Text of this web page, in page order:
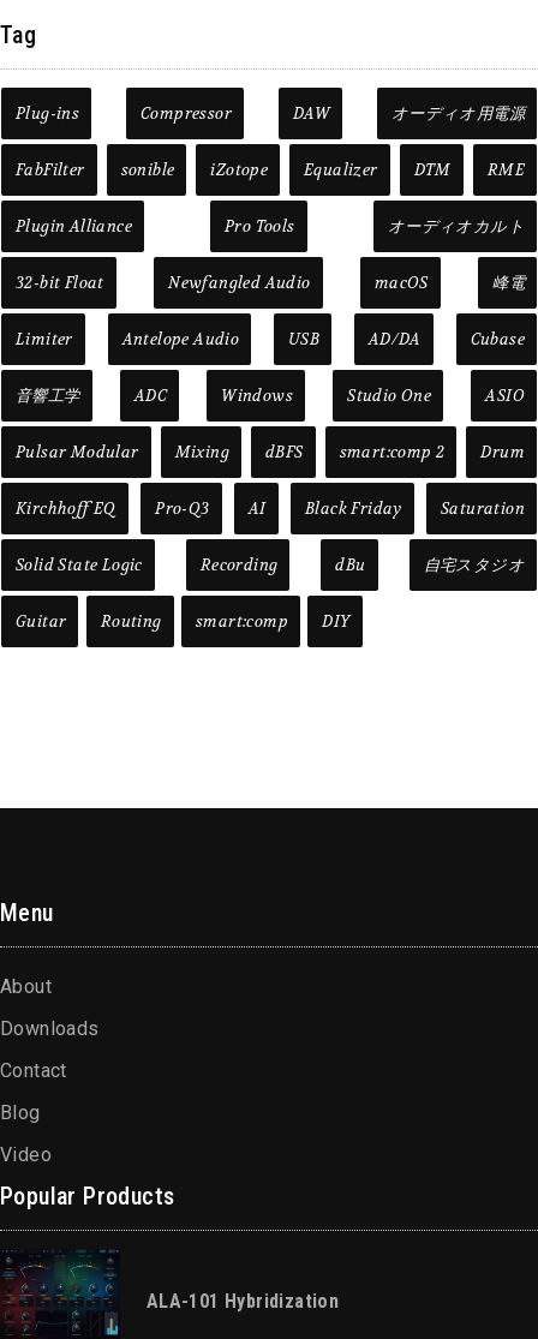
Tag
Plug-ins Compressor DAW オーディオ用電源
FabFilter sonible iZotope Equalizer DTM RME
Plugin Alliance Pro Tools オーディオカルト
32-bit Float Newfangled Audio macOS 峰電
Limiter Antelope Audio USB AD/DA Cubase
音響工学 ADC Windows Studio One ASIO
Pulsar Modular Mixing dBFS smart:comp 2 Drum
Kirchhoff EQ Pro-Q3 AI Black Friday Saturation
Solid State Logic Recording dBu 自宅スタジオ
Guitar Routing smart:comp DIY
Menu
About
Downloads
Contact
Blog
Video
Popular Products
ALA-101 Hybridization